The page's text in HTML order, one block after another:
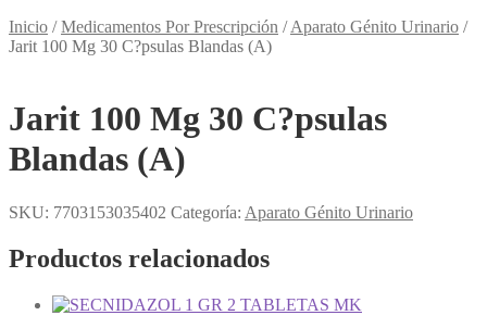
Inicio /Medicamentos Por Prescripción /Aparato Génito Urinario /
Jarit 100 Mg 30 C?psulas Blandas (A)
Jarit 100 Mg 30 C?psulas
Blandas (A)
SKU: 7703153035402 Categoría: Aparato Génito Urinario
Productos relacionados